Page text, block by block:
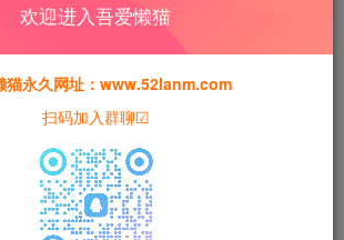
猫粮30
猫粮15 钻石会员 免费
为网络收集整理而来，仅供学习研究使用，请在下
载后24h内删除，谢谢合作！
欢迎进入吾爱懒猫
猫永久网址：www.52lanm.com
扫码加入群聊☑